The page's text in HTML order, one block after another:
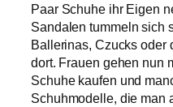
Paar Schuhe ihr Eigen
Sandalen tummeln sich
Ballerinas, Czucks oder
dort. Frauen gehen nun
Schuhe kaufen und
Schuhmodelle, die man